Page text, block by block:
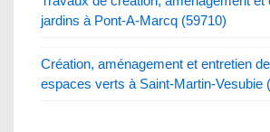
jardins à Pont-A-Marcq (59710)
Création, aménagement et entretien
espaces verts à Saint-Martin-Vesubie